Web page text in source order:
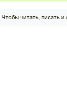
Чтобы читать, писать